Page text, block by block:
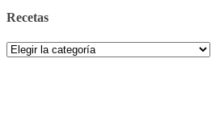
Recetas
Recetas